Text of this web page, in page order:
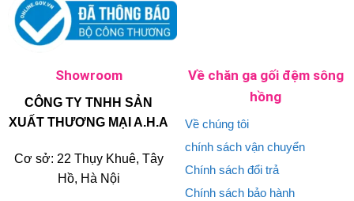
Showroom
CÔNG TY TNHH SẢN
XUẤT THƯƠNG MẠI A.H.A
Cơ sở: 22 Thụy Khuê, Tây
Hồ, Hà Nội
Về chăn ga gối đệm sông
hồng
Về chúng tôi
chính sách vận chuyển
Chính sách đổi trả
Chính sách bảo hành